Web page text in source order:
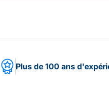
Plus de 100 ans